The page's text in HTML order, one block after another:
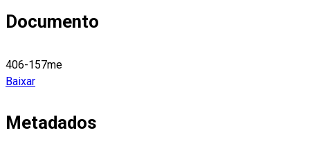
Documento
406-157me
Baixar
Metadados